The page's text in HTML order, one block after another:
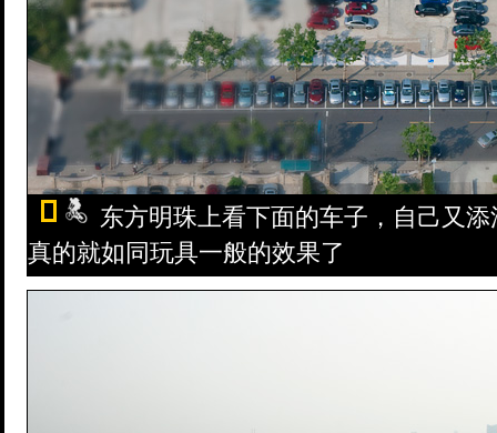
东方明珠上看下面的车子，自己又
真的就如同玩具一般的效果了